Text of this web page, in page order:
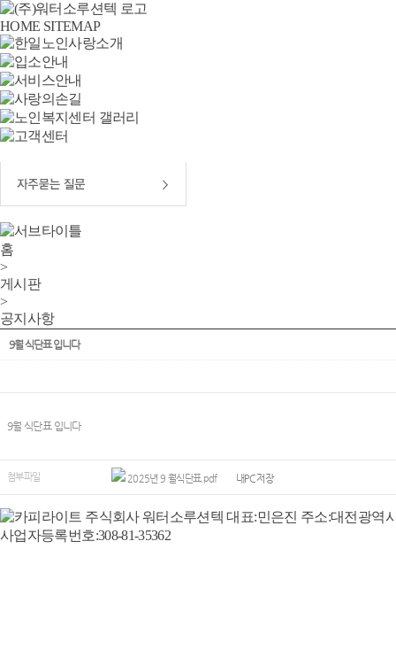
HOME SITEMAP
홈
>
게시판
>
공지사항
9월 식단표 입니다
9월 식단표 입니다
첨부파일 2025년 9 월식단표.pdf 내PC 저장